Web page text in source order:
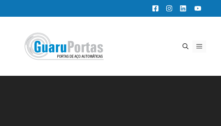
para
conteúdo
MENU